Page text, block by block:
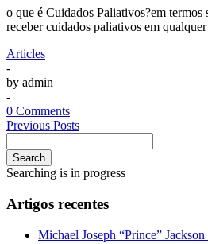
o que é Cuidados Paliativos?em termos
receber cuidados paliativos em
Articles
-
by admin
-
0 Comments
Previous Posts
Search
Searching is in progress
Artigos recentes
Michael Joseph “Prince”